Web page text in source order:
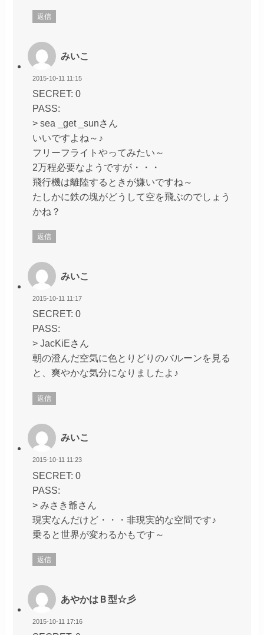
返信
みいこ
2015-10-11 11:15
SECRET: 0
PASS:
> sea _get _sunさん
いいですよね～♪
フリーフライトやってみたい～
2万程必要なようですが・・・
飛行機は離陸するときが嫌いですね～
たしかに鉄の塊がどうして空を飛ぶのでしょう
かね？
返信
みいこ
2015-10-11 11:17
SECRET: 0
PASS:
> JacKiEさん
朝の澄んだ空気に色とりどりのバルーンを見る
と、爽やかな気分になりましたよ♪
返信
みいこ
2015-10-11 11:23
SECRET: 0
PASS:
> みさき爺さん
現実なんだけど・・・非現実的な空間です♪
乗ると世界が変わるかもです～
返信
あやかはＢ型☆彡
2015-10-11 17:16